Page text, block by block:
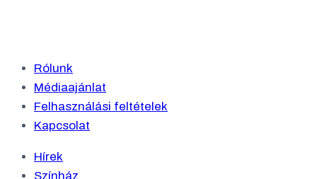
Rólunk
Médiaajánlat
Felhasználási feltételek
Kapcsolat
Hírek
Színház